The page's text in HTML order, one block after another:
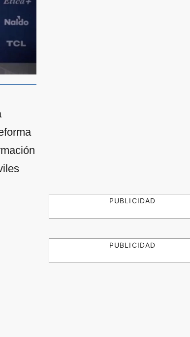
PUBLICIDAD
PUBLICIDAD